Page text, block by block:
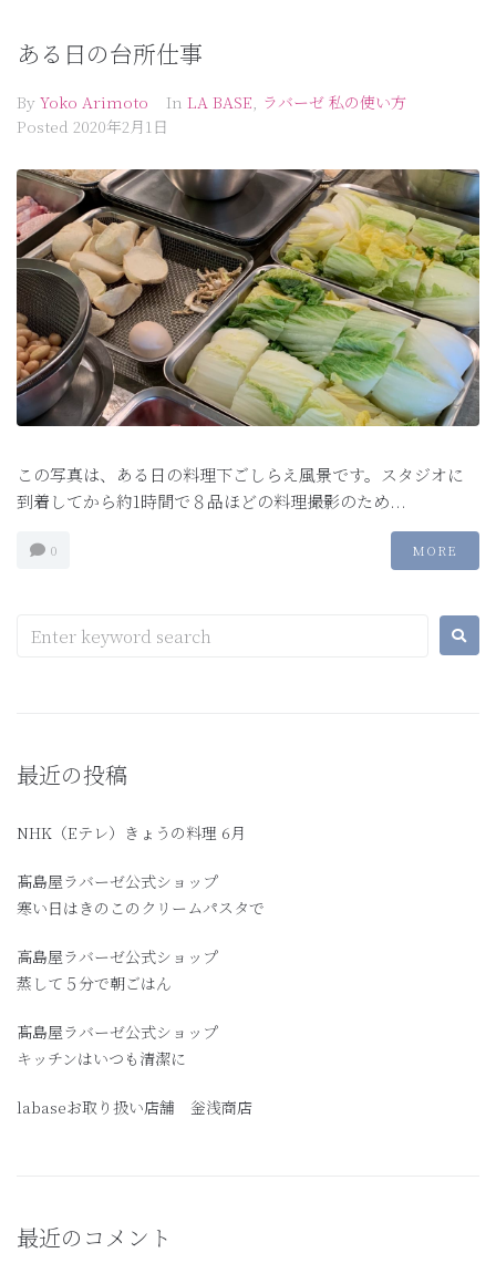
ある日の台所仕事
By Yoko Arimoto In LA BASE ラバーゼ 私の使い方
Posted 2020年2月1日
この写真は、ある日の料理下ごしらえ風景です。スタジオに
到着してから約1時間で８品ほどの料理撮影のため...
0 MORE
最近の投稿
NHK（Eテレ）きょうの料理 6月
髙島屋ラバーゼ公式ショップ
寒い日はきのこのクリームパスタで
高島屋ラバーゼ公式ショップ
蒸して５分で朝ごはん
髙島屋ラバーゼ公式ショップ
キッチンはいつも清潔に
labaseお取り扱い店舗 釡浅商店
最近のコメント